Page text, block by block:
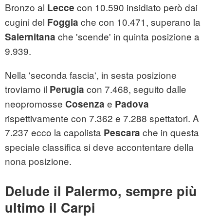
Bronzo al Lecce con 10.590 insidiato però dai
cugini del Foggia che con 10.471, superano la
Salernitana che 'scende' in quinta posizione a
9.939.
Nella 'seconda fascia', in sesta posizione
troviamo il Perugia con 7.468, seguito dalle
neopromosse Cosenza e Padova
rispettivamente con 7.362 e 7.288 spettatori. A
7.237 ecco la capolista Pescara che in questa
speciale classifica si deve accontentare della
nona posizione.
Delude il Palermo, sempre più
ultimo il Carpi